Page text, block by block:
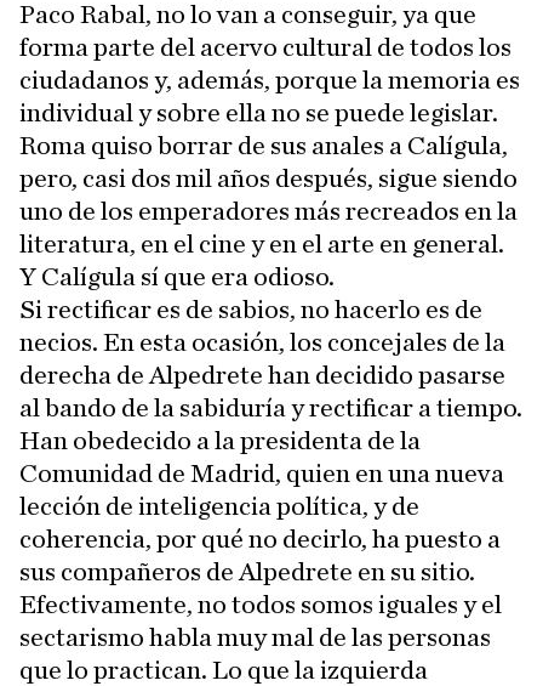
Paco Rabal, no lo van a conseguir, ya que
forma parte del acervo cultural de todos los
ciudadanos y, además, porque la memoria es
individual y sobre ella no se puede legislar.
Roma quiso borrar de sus anales a Calígula,
pero, casi dos mil años después, sigue siendo
uno de los emperadores más recreados en la
literatura, en el cine y en el arte en general.
Y Calígula sí que era odioso.
Si rectificar es de sabios, no hacerlo es de
necios. En esta ocasión, los concejales de la
derecha de Alpedrete han decidido pasarse
al bando de la sabiduría y rectificar a tiempo.
Han obedecido a la presidenta de la
Comunidad de Madrid, quien en una nueva
lección de inteligencia política, y de
coherencia, por qué no decirlo, ha puesto a
sus compañeros de Alpedrete en su sitio.
Efectivamente, no todos somos iguales y el
sectarismo habla muy mal de las personas
que lo practican. Lo que la izquierda